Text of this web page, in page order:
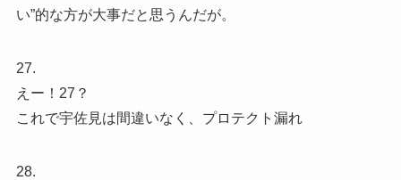
い”的な方が大事だと思うんだが。
27.
えー！27？
これで宇佐見は間違いなく、プロテクト漏れ
28.